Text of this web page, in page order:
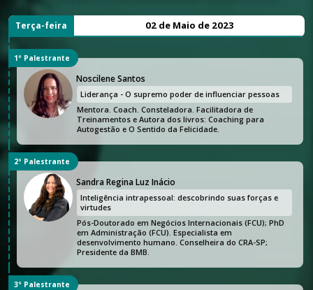
Terça-feira 02 de Maio de 2023
1º Palestrante
Noscilene Santos
Liderança - O supremo poder de influenciar pessoas
Mentora. Coach. Consteladora. Facilitadora de
Treinamentos e Autora dos livros: Coaching para
Autogestão e O Sentido da Felicidade.
2º Palestrante
Sandra Regina Luz Inácio
Inteligência intrapessoal: descobrindo suas forças e
virtudes
Pós-Doutorado em Negócios Internacionais (FCU); PhD
em Administração (FCU). Especialista em
desenvolvimento humano. Conselheira do CRA-SP;
Presidente da BMB.
3º Palestrante